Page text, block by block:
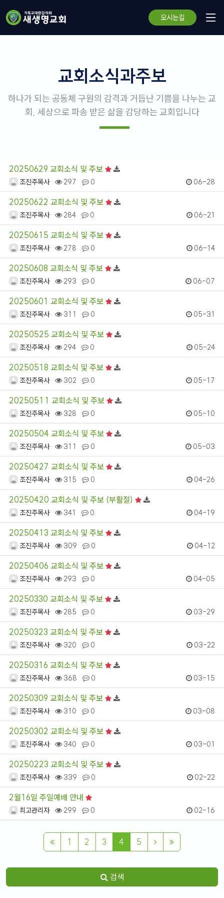
오시는길
교회소식과주보
하나가 되는 공동체 구원의 감격과 거듭난 기쁨을 나누는 교
회, 세상으로 파송 받은 삶을 감당하는 교회입니다
20250629 교회소식 및 주보
조진주목사 297 0 06-28
20250622 교회소식 및 주보
조진주목사 284 0 06-21
20250615 교회소식 및 주보
조진주목사 278 0 06-14
20250608 교회소식 및 주보
조진주목사 293 0 06-07
20250601 교회소식 및 주보
조진주목사 311 0 05-31
20250525 교회소식 및 주보
조진주목사 294 0 05-24
20250518 교회소식 및 주보
조진주목사 302 0 05-17
20250511 교회소식 및 주보
조진주목사 328 0 05-10
20250504 교회소식 및 주보
조진주목사 311 0 05-03
20250427 교회소식 및 주보
조진주목사 315 0 04-26
20250420 교회소식 및 주보 (부활절)
조진주목사 341 0 04-19
20250413 교회소식 및 주보
조진주목사 309 0 04-12
20250406 교회소식 및 주보
조진주목사 293 0 04-05
20250330 교회소식 및 주보
조진주목사 285 0 03-29
20250323 교회소식 및 주보
조진주목사 320 0 03-22
20250316 교회소식 및 주보
조진주목사 368 0 03-15
20250309 교회소식 및 주보
조진주목사 310 0 03-08
20250302 교회소식 및 주보
조진주목사 340 0 03-01
20250223 교회소식 및 주보
조진주목사 339 0 02-22
2월16일 주일예배 안내
최고관리자 299 0 02-16
1 2 3 4 5
검색